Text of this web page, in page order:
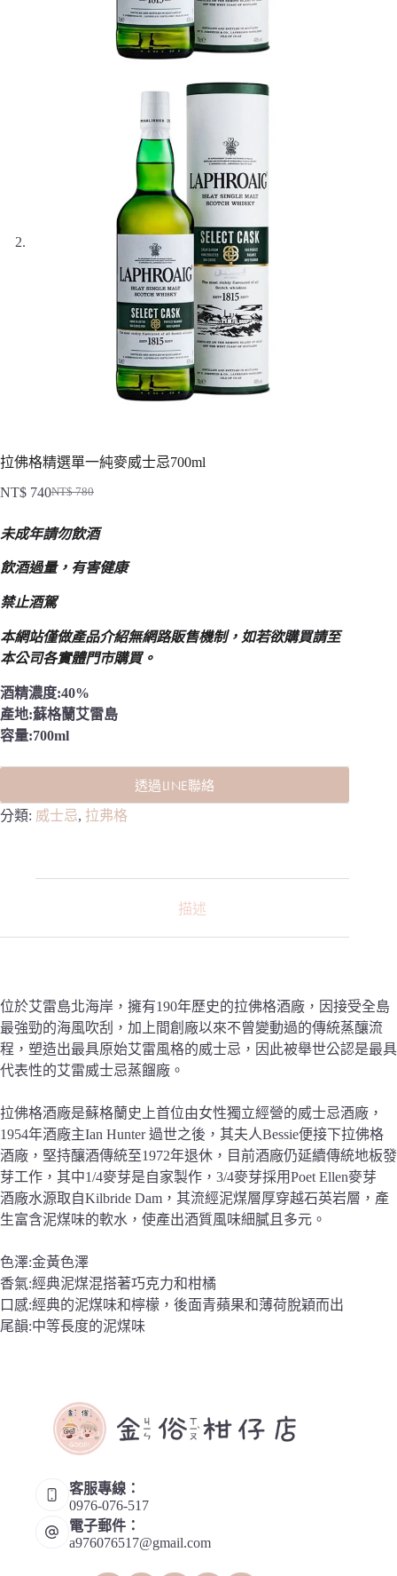
拉佛格精選單一純麥威士忌700ml
NT$780
始
價
格：
NT$ 740
前
價
格：
未成年請勿飲酒
飲酒過量，有害健康
禁止酒駕
本網站僅做產品介紹無網路販售機制， 如若欲購買請至
本公司各實體門市購買。
酒精濃度:40%
產地:蘇格蘭艾雷島
容量:700ml
透過LINE聯絡
分類: 威士忌, 拉弗格
描述
位於艾雷島北海岸，擁有190年歷史的拉佛格酒廠，因接受全島
最強勁的海風吹刮，加上間創廠以來不曾變動過的傳統蒸釀流
程，塑造出最具原始艾雷風格的威士忌，因此被舉世公認是最具
代表性的艾雷威士忌蒸餾廠。
拉佛格酒廠是蘇格蘭史上首位由女性獨立經營的威士忌酒廠，
1954年酒廠主Ian Hunter 過世之後，其夫人Bessie便接下拉佛格
酒廠，堅持釀酒傳統至1972年退休，目前酒廠仍延續傳統地板發
芽工作，其中1/4麥芽是自家製作，3/4麥芽採用Poet Ellen麥芽
酒廠水源取自Kilbride Dam，其流經泥煤層厚穿越石英岩層，產
生富含泥煤味的軟水，使產出酒質風味細膩且多元。
色澤:金黃色澤
香氣:經典泥煤混搭著巧克力和柑橘
口感:經典的泥煤味和檸檬，後面青蘋果和薄荷脫穎而出
尾韻:中等長度的泥煤味
客服專線：
0976-076-517
電子郵件：
a976076517@gmail.com